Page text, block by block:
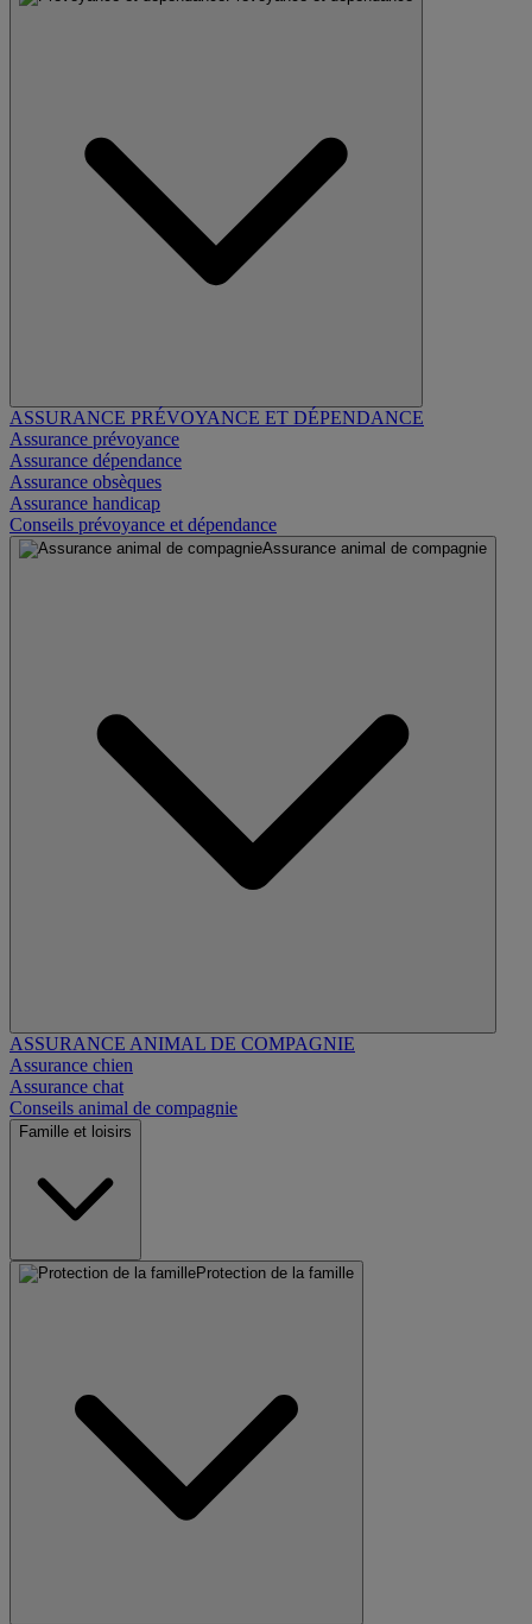
ASSURANCE PRÉVOYANCE ET DÉPENDANCE
Assurance prévoyance
Assurance dépendance
Assurance obsèques
Assurance handicap
Conseils prévoyance et dépendance
Assurance animal de compagnie
ASSURANCE ANIMAL DE COMPAGNIE
Assurance chien
Assurance chat
Conseils animal de compagnie
Famille et loisirs
Protection de la famille